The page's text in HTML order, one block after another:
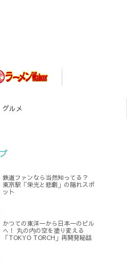
スポット
鉄道ファンなら当然知ってる？
東京駅「栄光と悲劇」の隠れスポ
ット
かつての東洋一から日本一のビル
へ！ 丸の内の空を塗り変える
「TOKYO TORCH」再開発秘話